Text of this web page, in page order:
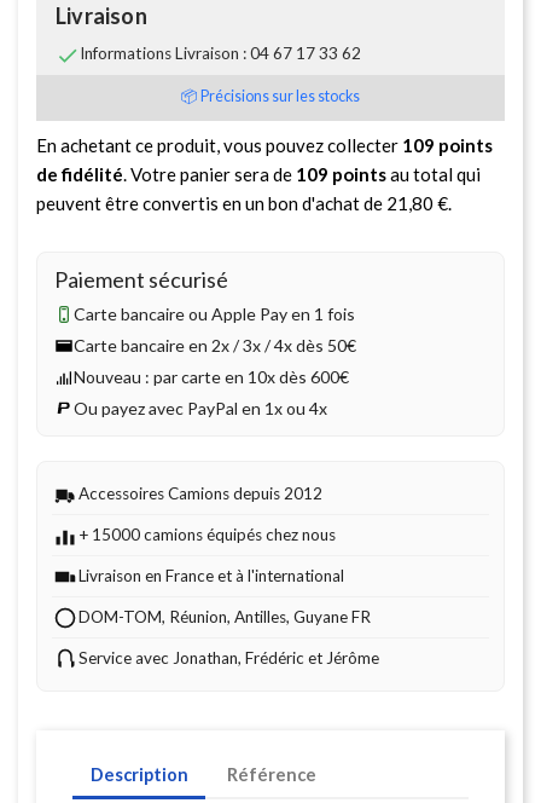
Livraison
Informations Livraison : 04 67 17 33 62
📦 Précisions sur les stocks
En achetant ce produit, vous pouvez collecter 109 points
de fidélité. Votre panier sera de 109 pointsau total qui
peuvent être convertis en un bon d'achat de 21,80 €.
Paiement sécurisé
Carte bancaire ou Apple Pay en 1 fois
Carte bancaire en 2x / 3x / 4x dès 50€
Nouveau : par carte en 10x dès 600€
Ou payez avec PayPal en 1x ou 4x
Accessoires Camions depuis 2012
+ 15000 camions équipés chez nous
Livraison en France et à l'international
DOM-TOM, Réunion, Antilles, Guyane FR
Service avec Jonathan, Frédéric et Jérôme
Description Référence